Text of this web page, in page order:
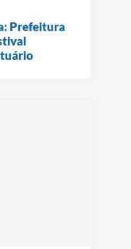
Prefeitura